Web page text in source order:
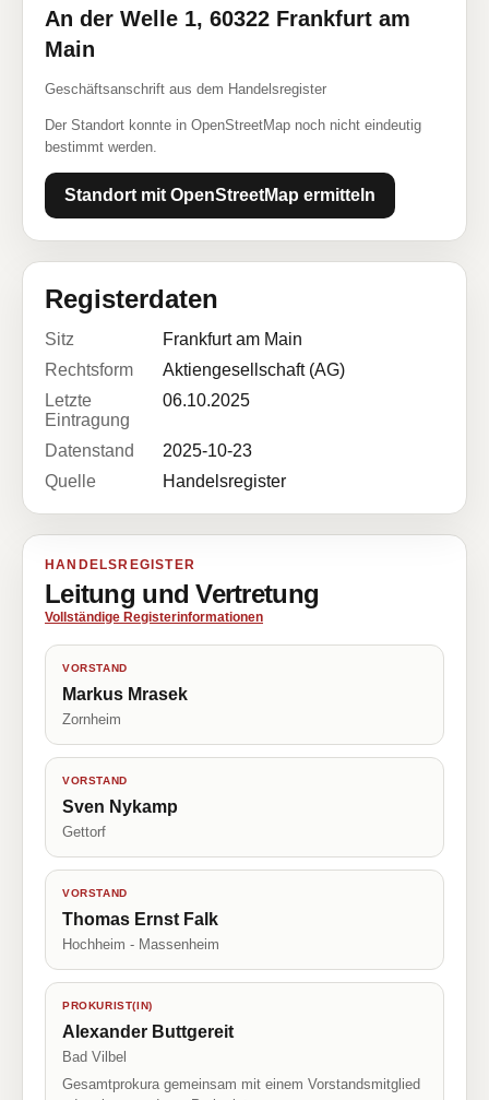
An der Welle 1, 60322 Frankfurt am
Main
Geschäftsanschrift aus dem Handelsregister
Der Standort konnte in OpenStreetMap noch nicht eindeutig
bestimmt werden.
Standort mit OpenStreetMap ermitteln
Registerdaten
Sitz
Frankfurt am Main
Rechtsform
Aktiengesellschaft (AG)
Letzte
Eintragung
06.10.2025
Datenstand
2025-10-23
Quelle
Handelsregister
HANDELSREGISTER
Leitung und Vertretung
Vollständige Registerinformationen
VORSTAND
Markus Mrasek
Zornheim
VORSTAND
Sven Nykamp
Gettorf
VORSTAND
Thomas Ernst Falk
Hochheim - Massenheim
PROKURIST(IN)
Alexander Buttgereit
Bad Vilbel
Gesamtprokura gemeinsam mit einem Vorstandsmitglied